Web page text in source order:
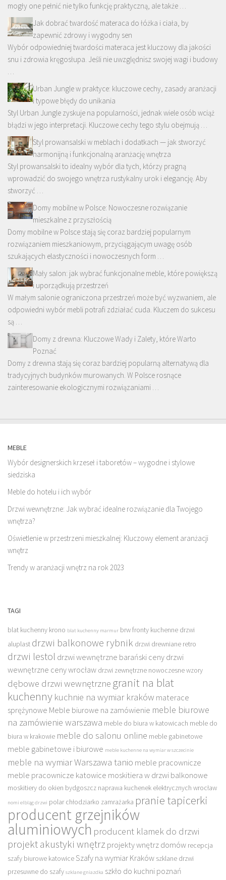
mogły one pełnić nie tylko funkcję praktyczną, ale także …
Jak dobrać twardość materaca do łóżka i ciała, by
zapewnić zdrowy i wygodny sen
Wybór odpowiedniej twardości materaca jest kluczowy dla jakości
snu i zdrowia kręgosłupa. Jeśli nie uwzględnisz swojej wagi i budowy
…
Urban Jungle w praktyce: kluczowe cechy, zasady aranżacji
i typowe błędy do unikania
Styl Urban Jungle zyskuje na popularności, jednak wiele osób wciąż
błądzi w jego interpretacji. Kluczowe cechy tego stylu obejmują …
Styl prowansalski w meblach i dodatkach — jak stworzyć
harmonijną i funkcjonalną aranżację wnętrza
Styl prowansalski to idealny wybór dla tych, którzy pragną
wprowadzić do swojego wnętrza rustykalny urok i elegancję. Aby
stworzyć …
Domy mobilne w Polsce: Nowoczesne rozwiązanie
mieszkalne z przyszłością
Domy mobilne w Polsce stają się coraz bardziej popularnym
rozwiązaniem mieszkaniowym, przyciągającym uwagę osób
szukających elastyczności i nowoczesnych form …
Mały salon: jak wybrać funkcjonalne meble, które powiększą
i uporządkują przestrzeń
W małym salonie ograniczona przestrzeń może być wyzwaniem, ale
odpowiedni wybór mebli potrafi zdziałać cuda. Kluczem do sukcesu
są …
Domy z drewna: Kluczowe Wady i Zalety, które Warto
Poznać
Domy z drewna stają się coraz bardziej popularną alternatywą dla
tradycyjnych budynków murowanych. W Polsce rosnące
zainteresowanie ekologicznymi rozwiązaniami …
MEBLE
Wybór designerskich krzeseł i taboretów – wygodne i stylowe
siedziska
Meble do hotelu i ich wybór
Drzwi wewnętrzne: Jak wybrać idealne rozwiązanie dla Twojego
wnętrza?
Oświetlenie w przestrzeni mieszkalnej: Kluczowy element aranżacji
wnętrz
Trendy w aranżacji wnętrz na rok 2023
TAGI
blat kuchenny krono blat kuchenny marmur brw fronty kuchenne drzwi
aluplast drzwi balkonowe rybnik drzwi drewniane retro
drzwi lestol drzwi wewnętrzne barański ceny drzwi
wewnętrzne ceny wrocław drzwi zewnętrzne nowoczesne wzory
dębowe drzwi wewnętrzne granit na blat
kuchenny kuchnie na wymiar kraków materace
sprężynowe Meble biurowe na zamówienie meble biurowe
na zamówienie warszawa meble do biura w katowicach meble do
biura w krakowie meble do salonu online meble gabinetowe
meble gabinetowe i biurowe meble kuchenne na wymiar w szczecinie
meble na wymiar Warszawa tanio meble pracownicze
meble pracownicze katowice moskitiera w drzwi balkonowe
moskitiery do okien bydgoszcz naprawa kuchenek elektrycznych wrocław
nomi elbląg drzwi polar chłodziarko zamrażarka pranie tapicerki
producent grzejników
aluminiowych producent klamek do drzwi
projekt akustyki wnętrz projekty wnętrz domów recepcja
szafy biurowe katowiceSzafy na wymiar Kraków szklane drzwi
przesuwne do szafy szklane gniazdka szkło do kuchni poznań